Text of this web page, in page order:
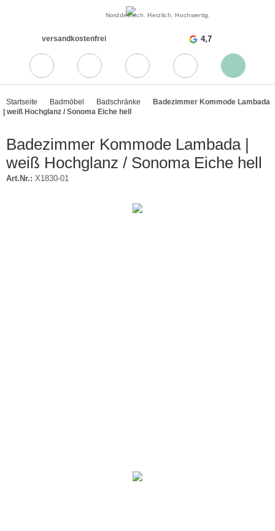
Norddeutsch. Herzlich. Hochwertig.
versandkostenfrei 4,7
Startseite Badmöbel Badschränke
Badezimmer Kommode Lambada
| weiß Hochglanz / Sonoma Eiche hell
Badezimmer Kommode Lambada |
weiß Hochglanz / Sonoma Eiche hell
Art.Nr.: X1830-01